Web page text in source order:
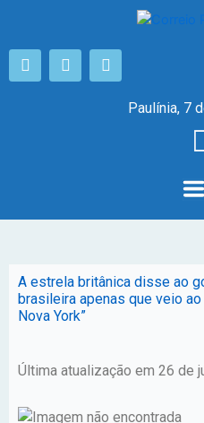
Paulínia, 7
A estrela britânica disse ao
brasileira apenas que veio
Nova York”
Última atualização em 26 de